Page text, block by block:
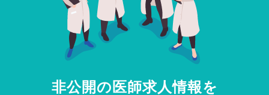
非公開の医師求人情報を